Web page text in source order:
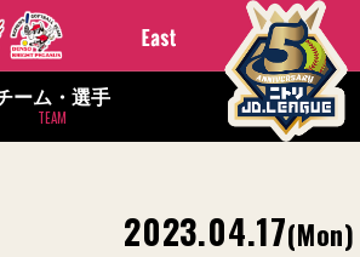
ーム・選手
TEAM
2023.04.17(Mon)